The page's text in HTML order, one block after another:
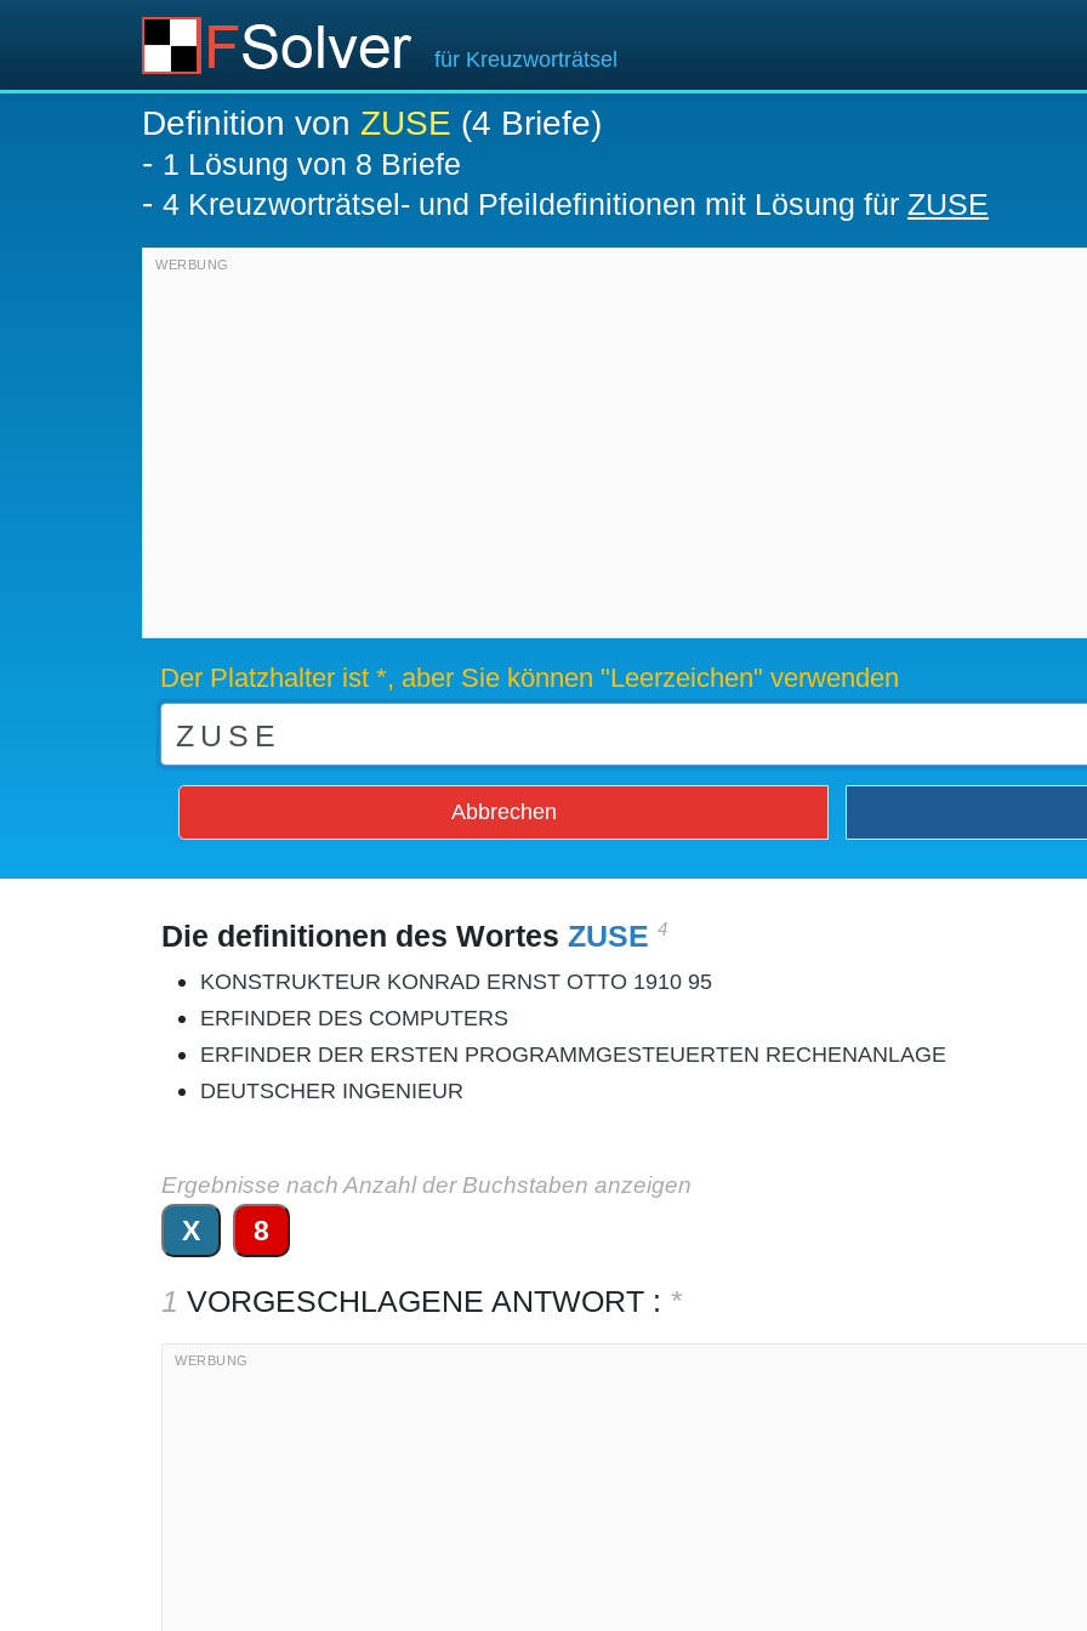
für Kreuzworträtsel
Definition von ZUSE (4 Briefe)
- 1 Lösung von 8 Briefe
- 4 Kreuzworträtsel- und Pfeildefinitionen mit Lösung für ZUSE
Der Platzhalter ist *, aber Sie können "Leerzeichen" verwenden
Abbrechen
Die definitionen des Wortes ZUSE 4
KONSTRUKTEUR KONRAD ERNST OTTO 1910 95
ERFINDER DES COMPUTERS
ERFINDER DER ERSTEN PROGRAMMGESTEUERTEN RECHENANLAGE
DEUTSCHER INGENIEUR
Ergebnisse nach Anzahl der Buchstaben anzeigen
X 8
1 VORGESCHLAGENE ANTWORT : *